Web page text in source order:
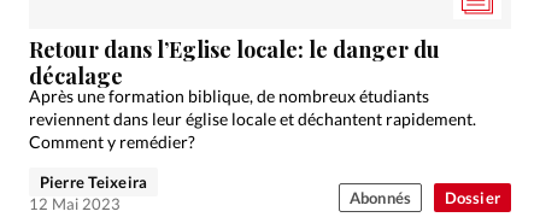
Devise:
RUBRIQUES
Tous les articles
Actualité internationale
Dossier
Génération réveil
Monde
Dossier
Retour dans l’Eglise locale: le danger du
décalage
Après une formation biblique, de nombreux étudiants
reviennent dans leur église locale et déchantent rapidement.
Comment y remédier?
Pierre Teixeira
12 Mai 2023
Abonnés